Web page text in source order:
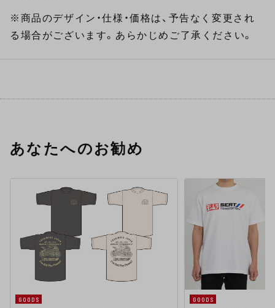
※商品のデザイン・仕様・価格は、予告なく変更され
る場合がございます。あらかじめご了承ください。
あなたへのお勧め
GOODS GOODS